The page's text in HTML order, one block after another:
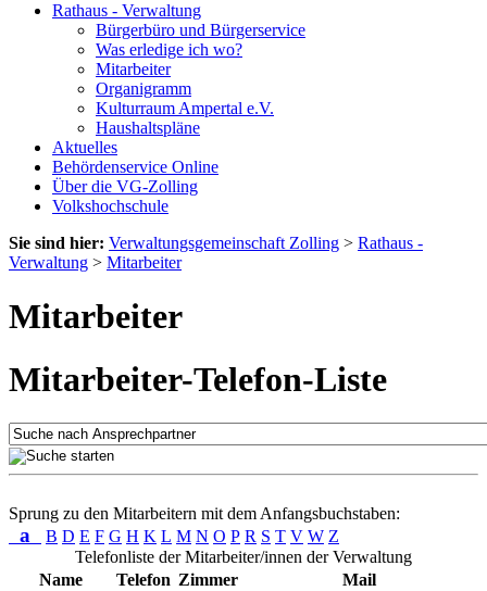
Rathaus - Verwaltung
Bürgerbüro und Bürgerservice
Was erledige ich wo?
Mitarbeiter
Organigramm
Kulturraum Ampertal e.V.
Haushaltspläne
Aktuelles
Behördenservice Online
Über die VG-Zolling
Volkshochschule
Sie sind hier: Verwaltungsgemeinschaft Zolling > Rathaus -
Verwaltung > Mitarbeiter
Mitarbeiter
Mitarbeiter-Telefon-Liste
Sprung zu den Mitarbeitern mit dem Anfangsbuchstaben:
a B D E F G H K L M N O P R S T V W Z
Telefonliste der Mitarbeiter/innen der Verwaltung
Name
Telefon Zimmer
Mail